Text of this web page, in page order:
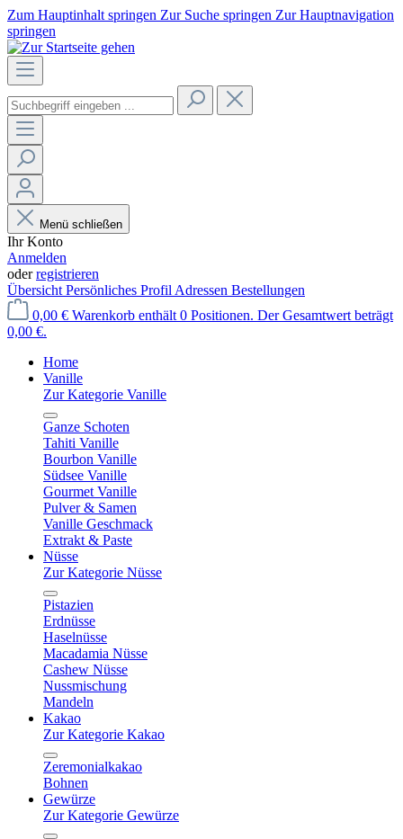
Zum Hauptinhalt springen Zur Suche springen Zur Hauptnavigation
springen
Menü schließen
Ihr Konto
Anmelden
oderregistrieren
Übersicht Persönliches Profil Adressen Bestellungen
0,00 € Warenkorb enthält 0 Positionen. Der Gesamtwert beträgt
0,00 €.
Home
Vanille
Zur Kategorie Vanille
Ganze Schoten
Tahiti Vanille
Bourbon Vanille
Südsee Vanille
Gourmet Vanille
Pulver & Samen
Vanille Geschmack
Extrakt & Paste
Nüsse
Zur Kategorie Nüsse
Pistazien
Erdnüsse
Haselnüsse
Macadamia Nüsse
Cashew Nüsse
Nussmischung
Mandeln
Kakao
Zur Kategorie Kakao
Zeremonialkakao
Bohnen
Gewürze
Zur Kategorie Gewürze